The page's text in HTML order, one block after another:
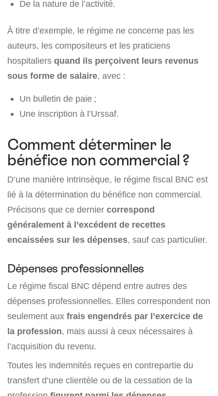
De la nature de l’activité.
À titre d’exemple, le régime ne concerne pas les
auteurs, les compositeurs et les praticiens
hospitaliers quand ils perçoivent leurs revenus
sous forme de salaire, avec :
Un bulletin de paie ;
Une inscription à l’Urssaf.
Comment déterminer le
bénéfice non commercial ?
D’une manière intrinsèque, le régime fiscal BNC est
lié à la détermination du bénéfice non commercial.
Précisons que ce dernier correspond
généralement à l’excédent de recettes
encaissées sur les dépenses, sauf cas particulier.
Dépenses professionnelles
Le régime fiscal BNC dépend entre autres des
dépenses professionnelles. Elles correspondent non
seulement aux frais engendrés par l’exercice de
la profession, mais aussi à ceux nécessaires à
l’acquisition du revenu.
Toutes les indemnités reçues en contrepartie du
transfert d’une clientèle ou de la cessation de la